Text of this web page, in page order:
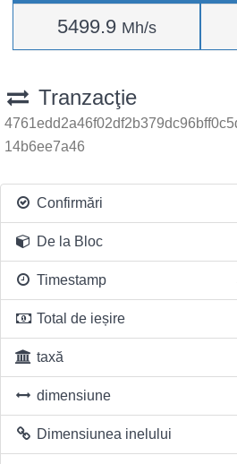
5499.9 Mh/s
Tranzacţie
14b6ee7a46
Confirmări
De la Bloc
Timestamp
Total de ieșire
taxă
dimensiune
Dimensiunea inelului